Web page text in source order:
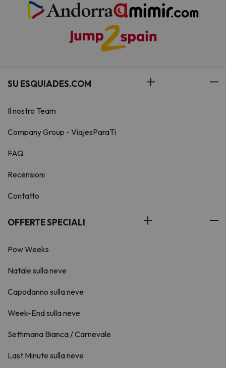
SU ESQUIADES.COM
Il nostro Team
Company Group - ViajesParaTi
FAQ
Recensioni
Contatto
OFFERTE SPECIALI
Pow Weeks
Natale sulla neve
Capodanno sulla neve
Week-End sulla neve
Settimana Bianca / Carnevale
Last Minute sulla neve